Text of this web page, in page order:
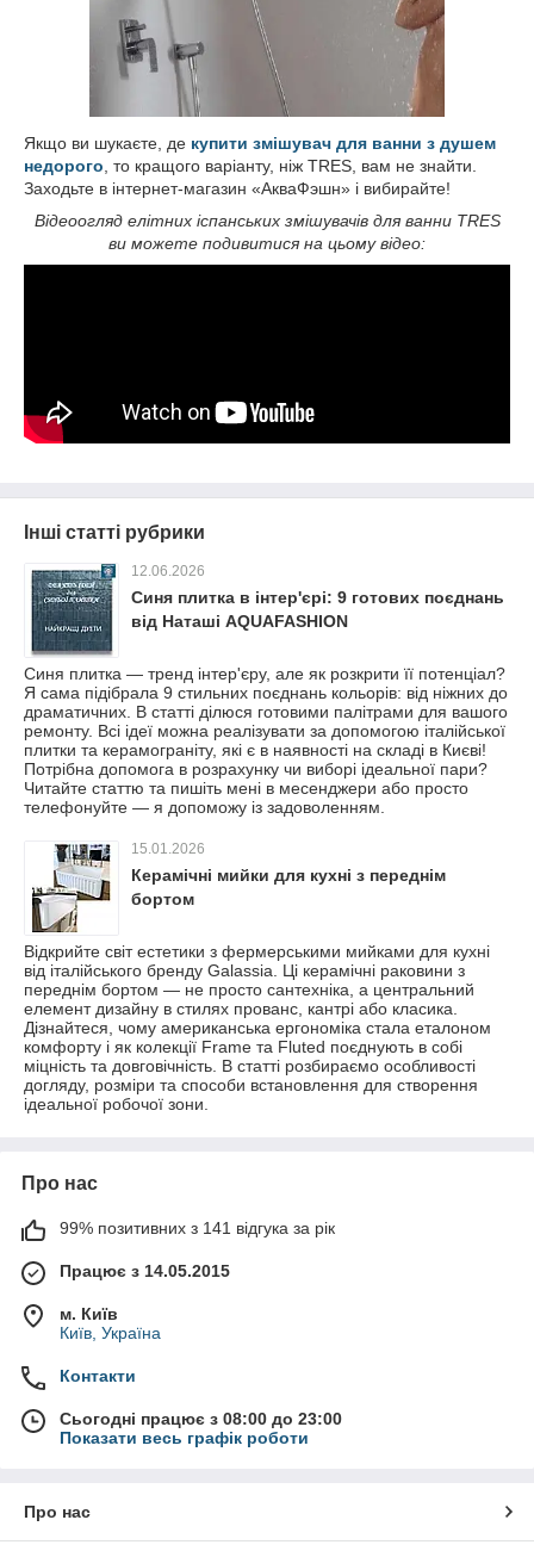
Якщо ви шукаєте, де купити змішувач для ванни з душем
недорого , то кращого варіанту, ніж TRES, вам не знайти.
Заходьте в інтернет-магазин «АкваФэшн» і вибирайте!
Відеоогляд елітних іспанських змішувачів для ванни TRES
ви можете подивитися на цьому відео:
Інші статті рубрики
12.06.2026
Синя плитка в інтер'єрі: 9 готових поєднань
від Наташі AQUAFASHION
Синя плитка — тренд інтер'єру, але як розкрити її потенціал?
Я сама підібрала 9 стильних поєднань кольорів: від ніжних до
драматичних. В статті ділюся готовими палітрами для вашого
ремонту. Всі ідеї можна реалізувати за допомогою італійської
плитки та керамограніту, які є в наявності на складі в Києві!
Потрібна допомога в розрахунку чи виборі ідеальної пари?
Читайте статтю та пишіть мені в месенджери або просто
телефонуйте — я допоможу із задоволенням.
15.01.2026
Керамічні мийки для кухні з переднім
бортом
Відкрийте світ естетики з фермерськими мийками для кухні
від італійського бренду Galassia. Ці керамічні раковини з
переднім бортом — не просто сантехніка, а центральний
елемент дизайну в стилях прованс, кантрі або класика.
Дізнайтеся, чому американська ергономіка стала еталоном
комфорту і як колекції Frame та Fluted поєднують в собі
міцність та довговічність. В статті розбираємо особливості
догляду, розміри та способи встановлення для створення
ідеальної робочої зони.
Про нас
99% позитивних з 141 відгука за рік
Працює з 14.05.2015
м. Київ
Київ, Україна
Контакти
Сьогодні працює з 08:00 до 23:00
Показати весь графік роботи
Про нас